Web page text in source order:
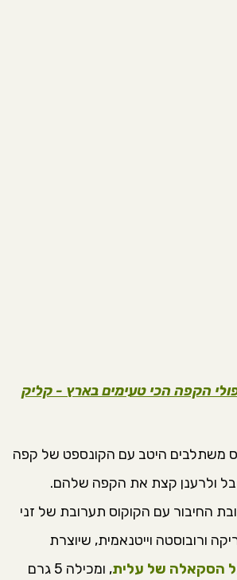
הקפה הכי טעימים בארץ - קליק
משתלבים היטב עם הקונספט של קפה
ולרענן קצת את הקפה שלהם.
החיבור עם הקוקוס תערובת של זני
ורובוסטה וייטנאמית, שיוצרת
הסקאלה של עלית
, ומכילה 5 גרם